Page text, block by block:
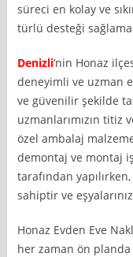
süreci en kolay ve
türlü desteği
Denizli‘nin Honaz
deneyimli ve uzman
ve güvenilir şekilde
uzmanlarımızın titiz
özel ambalaj
demontaj ve montaj
tarafından
sahiptir ve
Honaz Evden Eve
her zaman ön